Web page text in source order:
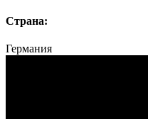
Страна:
Германия